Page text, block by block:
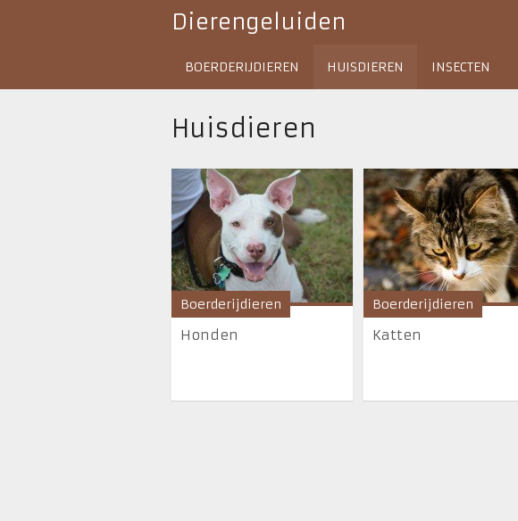
Dierengeluiden
BOERDERIJDIEREN HUISDIEREN INSECTEN
Huisdieren
Boerderijdieren
Honden
Boerderijdieren
Katten